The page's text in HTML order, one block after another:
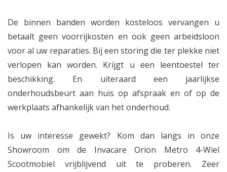
De binnen banden worden kosteloos vervangen u
betaalt geen voorrijkosten en ook geen arbeidsloon
voor al uw reparaties. Bij een storing die ter plekke niet
verlopen kan worden. Krijgt u een leentoestel ter
beschikking. En uiteraard een jaarlijkse
onderhoudsbeurt aan huis op afspraak en of op de
werkplaats afhankelijk van het onderhoud.
Is uw interesse gewekt? Kom dan langs in onze
Showroom om de Invacare Orion Metro 4-Wiel
Scootmobiel vrijblijvend uit te proberen. Zeer